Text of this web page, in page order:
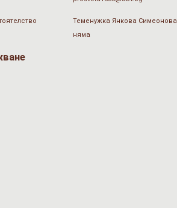
Теменужка Янкова Симеонова
няма